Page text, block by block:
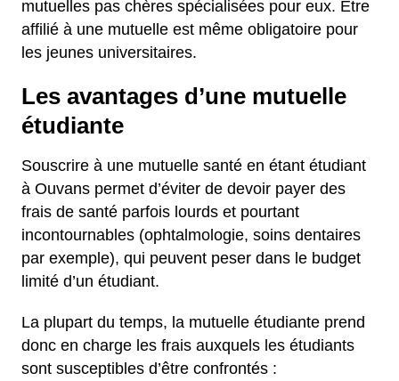
mutuelles pas chères spécialisées pour eux. Être
affilié à une mutuelle est même obligatoire pour
les jeunes universitaires.
Les avantages d’une mutuelle
étudiante
Souscrire à une mutuelle santé en étant étudiant
à Ouvans permet d’éviter de devoir payer des
frais de santé parfois lourds et pourtant
incontournables (ophtalmologie, soins dentaires
par exemple), qui peuvent peser dans le budget
limité d’un étudiant.
La plupart du temps, la mutuelle étudiante prend
donc en charge les frais auxquels les étudiants
sont susceptibles d’être confrontés :